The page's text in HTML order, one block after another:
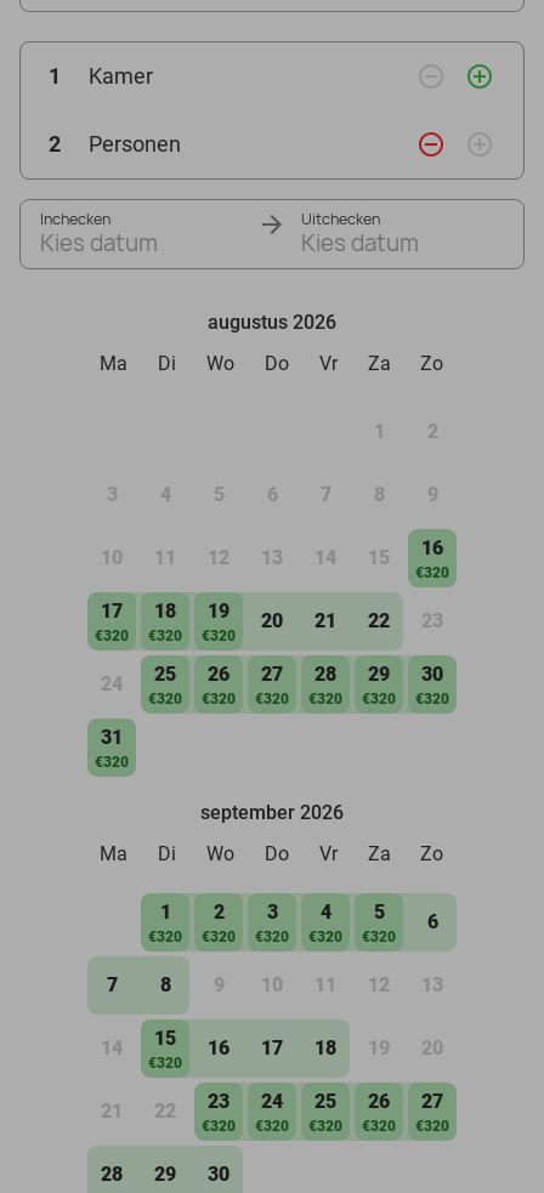
1 Kamer remove_circle_outline add_circle_outline
2 Personen remove_circle_outline add_circle_outline
Inchecken
Kies datum
Uitchecken
Kies datum
augustus 2026
Ma
Di Wo Do Vr Za Zo
1 2
3 4 5 6 7 8 9
10 11 12 13 14 15 16
€320
17
€320
18
€320
19
€320
20 21 22 23
24 25
€320
26
€320
27
€320
28
€320
29
€320
30
€320
31
€320
september 2026
Ma
Di Wo Do Vr Za Zo
1
€320
2
€320
3
€320
4
€320
5
€320
6
7 8 9 10 11 12 13
14 15
€320
16 17 18 19 20
21 22 23
€320
24
€320
25
€320
26
€320
27
€320
28 29 30